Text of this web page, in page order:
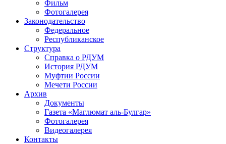
Фильм
Фотогалерея
Законодательство
Федеральное
Республиканское
Структура
Справка о РДУМ
История РДУМ
Муфтии России
Мечети России
Архив
Документы
Газета «Маглюмат аль-Булгар»
Фотогалерея
Видеогалерея
Контакты